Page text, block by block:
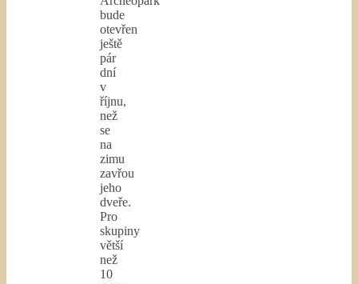
bude
otevřen
ještě
pár
dní
v
říjnu,
než
se
na
zimu
zavřou
jeho
dveře.
Pro
skupiny
větší
než
10